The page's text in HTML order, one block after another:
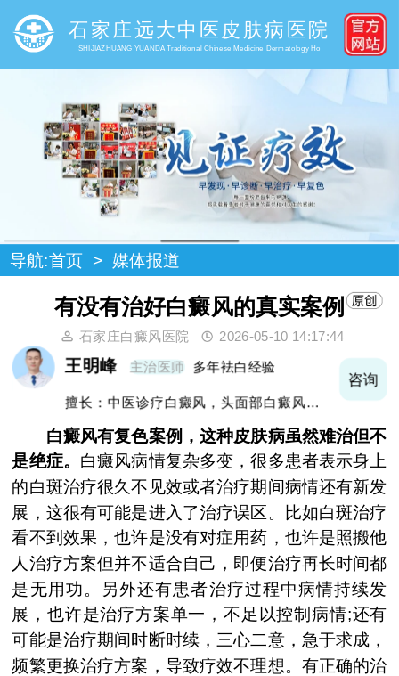
石家庄远大中医皮肤病医院
SHIJIAZHUANG YUANDA Traditional Chinese Medicine Dermatology Ho
导航:首页 > 媒体报道
有没有治好白癜风的真实案例
石家庄白癜风医院 2026-05-10 14:17:44
王明峰 主治医师 多年袪白经验
擅长：中医诊疗白癜风，头面部白癜风，青
咨询
白癜风有复色案例，这种皮肤病虽然难治但不
是绝症。 白癜风病情复杂多变，很多患者表示身上
的白斑治疗很久不见效或者治疗期间病情还有新发
展，这很有可能是进入了治疗误区。比如白斑治疗
看不到效果，也许是没有对症用药，也许是照搬他
人治疗方案但并不适合自己，即便治疗再长时间都
是无用功。另外还有患者治疗过程中病情持续发
展，也许是治疗方案单一，不足以控制病情;还有
可能是治疗期间时断时续，三心二意，急于求成，
频繁更换治疗方案，导致疗效不理想。有正确的治